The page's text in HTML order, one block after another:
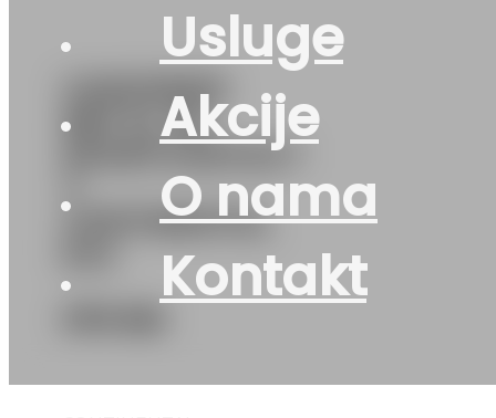
Usluge
Akcije
O nama
Kontakt
G225/35R19
88Y XL FR
SPORTCONTACT
CONTINENTAL